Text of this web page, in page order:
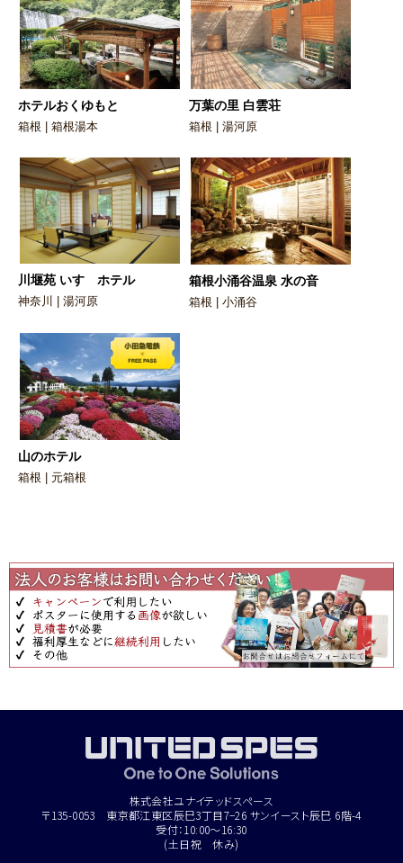
ホテルおくゆもと
箱根 | 箱根湯本
万葉の里 白雲荘
箱根 | 湯河原
川堰苑 いすゞホテル
神奈川 | 湯河原
箱根小涌谷温泉 水の音
箱根 | 小涌谷
山のホテル
箱根 | 元箱根
株式会社ユナイテッドスペース
〒135-0053 東京都江東区辰巳3丁目7−26 サンイースト辰巳 6階-4
受付：10:00～16:30
(土日祝 休み)